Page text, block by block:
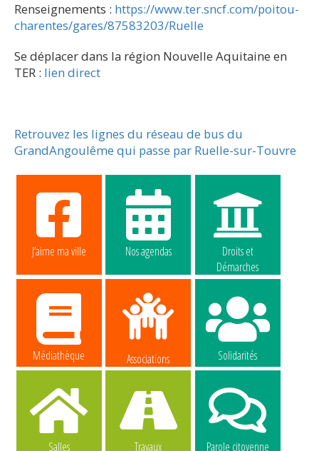
Renseignements : https://www.ter.sncf.com/poitou-
charentes/gares/87583203/Ruelle
Se déplacer dans la région Nouvelle Aquitaine en
TER : lien direct
Retrouvez les lignes du réseau de bus du
GrandAngoulême qui passe par Ruelle-sur-Touvre
J’aime ma ville Nos agendas
Droits et
Démarches
Médiathèque Associations Solidarités
Salles Travaux Parole citoyenne